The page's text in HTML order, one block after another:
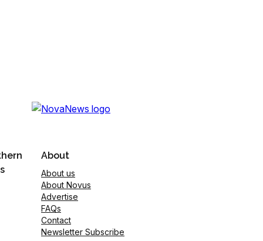
About
About us
About Novus
Advertise
FAQs
Contact
Newsletter Subscribe